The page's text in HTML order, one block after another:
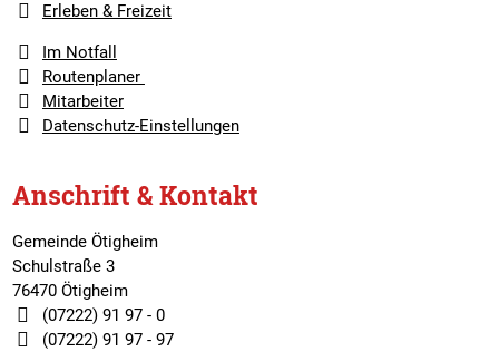
Erleben & Freizeit
Im Notfall
Routenplaner
Mitarbeiter
Datenschutz-Einstellungen
Anschrift & Kontakt
Gemeinde Ötigheim
Schulstraße 3
76470 Ötigheim
(07222) 91 97 - 0
(07222) 91 97 - 97